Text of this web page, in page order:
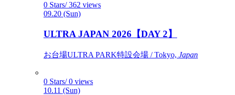
0 Stars/ 362 views
09.20 (Sun)
ULTRA JAPAN 2026【DAY 2】
お台場ULTRA PARK特設会場 / Tokyo, Japan
0 Stars/ 0 views
10.11 (Sun)